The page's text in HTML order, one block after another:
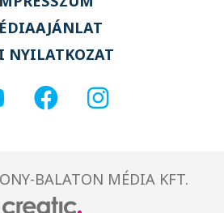
NYILATKOZAT
BALATON MÉDIA KFT.